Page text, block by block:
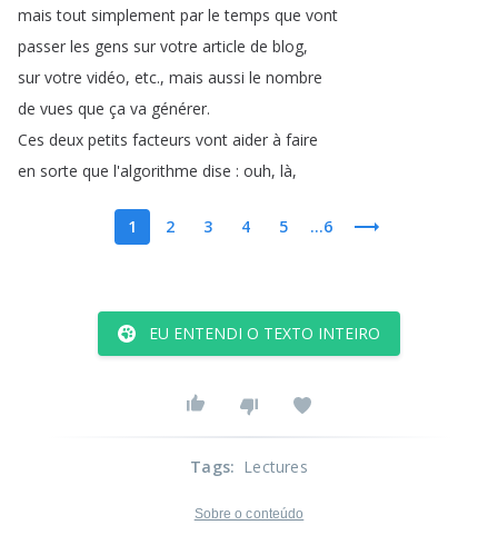
mais tout simplement par le temps que vont
passer les gens sur votre article de blog,
sur votre vidéo, etc., mais aussi le nombre
de vues que ça va générer.
Ces deux petits facteurs vont aider à faire
en sorte que l'algorithme dise : ouh, là,
1 2 3 4 5 ...6
EU ENTENDI O TEXTO INTEIRO
Tags: Lectures
Sobre o conteúdo